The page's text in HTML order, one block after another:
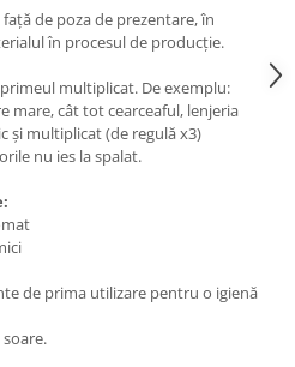
de poza de prezentare, în
în procesul de producție.
multiplicat. De exemplu:
mare, cât tot cearceaful, lenjeria
și multiplicat (de regulă x3)
nu ies la spalat.
de prima utilizare pentru o igienă